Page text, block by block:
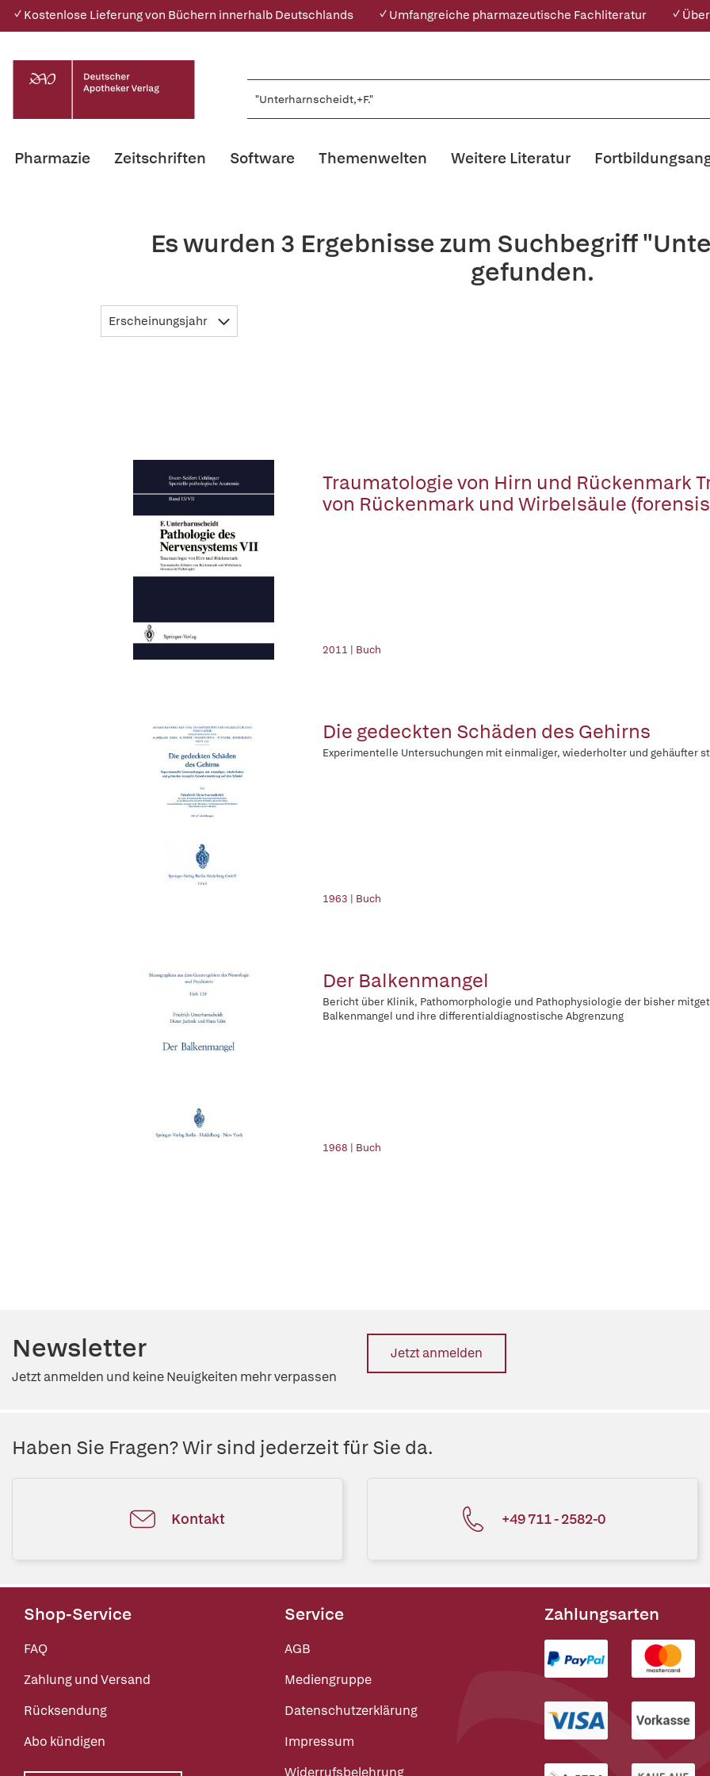
✓ Kostenlose Lieferung von Büchern innerhalb Deutschlands ✓ Umfangreiche pharmazeutische Fachliteratur ✓
Pharmazie Zeitschriften Software Themenwelten Weitere Literatur
Es wurden 3 Ergebnisse zum Suchbegriff
gefunden.
Erscheinungsjahr
Traumatologie von Hirn und Rückenmark
von Rückenmark und Wirbelsäule
2011 | Buch
Die gedeckten Schäden des Gehirns
Experimentelle Untersuchungen mit einmaliger, wiederholter und gehäufter
1963 | Buch
Der Balkenmangel
Bericht über Klinik, Pathomorphologie und Pathophysiologie der bisher
Balkenmangel und ihre differentialdiagnostische Abgrenzung
1968 | Buch
Newsletter
Jetzt anmelden und keine Neuigkeiten mehr verpassen
Jetzt anmelden
Haben Sie Fragen? Wir sind jederzeit für Sie da.
Kontakt +49 711 - 2582-0
Shop-Service
FAQ
Zahlung und Versand
Rücksendung
Abo kündigen
Service
AGB
Mediengruppe
Datenschutzerklärung
Impressum
Widerrufsbelehrung
Zahlungsarten